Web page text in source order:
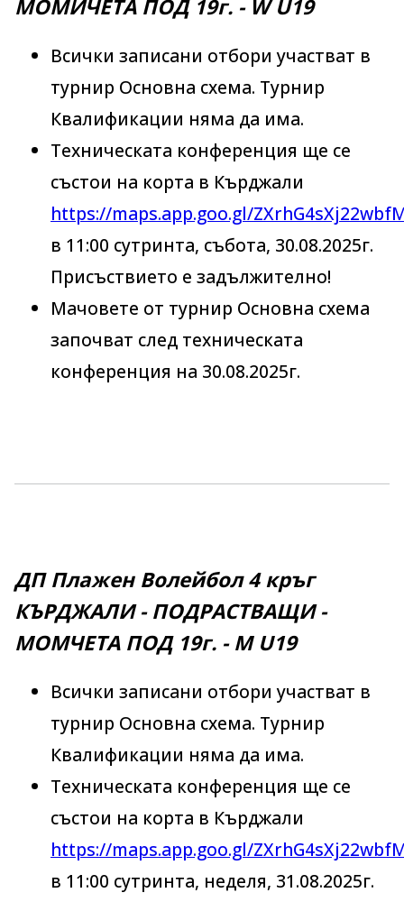
МОМИЧЕТА ПОД 19г. - W U19
Всички записани отбори участват в
турнир Основна схема. Турнир
Квалификации няма да има.
Техническата конференция ще се
състои на корта в Кърджали
https://maps.app.goo.gl/
в 11:00 сутринта, събота, 30.08.2025г.
Присъствието е задължително!
Мачовете от турнир Основна схема
започват след техническата
конференция на 30.08.2025г.
ДП Плажен Волейбол 4 кръг
КЪРДЖАЛИ - ПОДРАСТВАЩИ -
МОМЧЕТА ПОД 19г. - M U19
Всички записани отбори участват в
турнир Основна схема. Турнир
Квалификации няма да има.
Техническата конференция ще се
състои на корта в Кърджали
https://maps.app.goo.gl/
в 11:00 сутринта, неделя, 31.08.2025г.